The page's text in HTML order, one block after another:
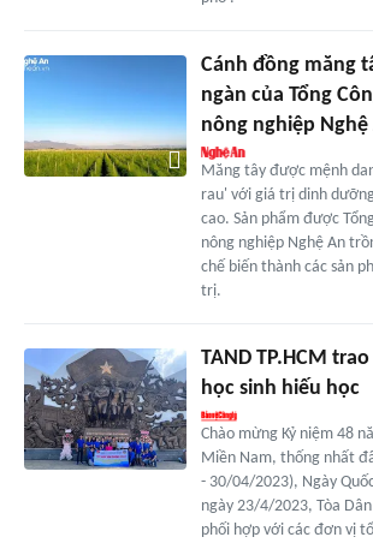
Cánh đồng măng
ngàn của Tổng
nông nghiệp Nghệ
Măng tây được mệnh
rau' với giá trị dinh
cao. Sản phẩm được
nông nghiệp Nghệ An
chế biến thành các sản
trị.
TAND TP.HCM
học sinh hiếu học
Chào mừng Kỷ niệm 48
Miền Nam, thống nhất
- 30/04/2023), Ngày
ngày 23/4/2023, Tòa Dân
phối hợp với các đơn vị